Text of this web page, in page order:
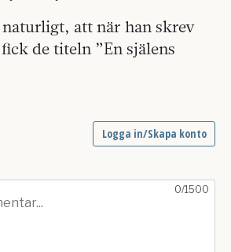
att när han skrev
de titeln ”En själens